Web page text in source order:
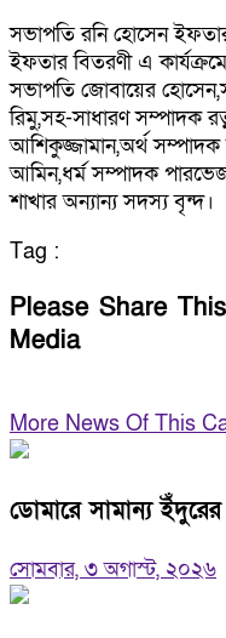
সভাপতি রনি হোসেন
ইফতার বিতরণী এ
সভাপতি জোবায়ের
রিমু,সহ-সাধারণ সম্পাদক
আশিকুজ্জামান,অর্থ
আমিন,ধর্ম সম্পাদক
শাখার অন্যান্য সদস্য বৃন্দ।
Tag :
Please Share
Media
More News Of This
ডোমারে সামান্য
সোমবার, ৩ অগাস্ট, ২০২৬